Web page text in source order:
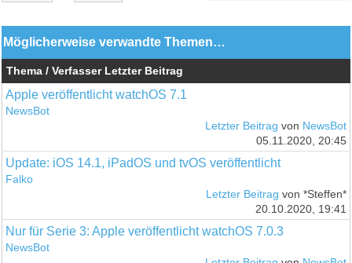
Möglicherweise verwandte Themen…
Thema / Verfasser Letzter Beitrag
Apple veröffentlicht watchOS 7.1
NewsBot
Letzter Beitrag von NewsBot
05.11.2020, 20:45
Update: iOS 14.1, iPadOS und tvOS veröffentlicht
Falko
Letzter Beitrag von *Steffen*
20.10.2020, 19:41
Nur für Serie 3: Apple veröffentlicht watchOS 7.0.3
NewsBot